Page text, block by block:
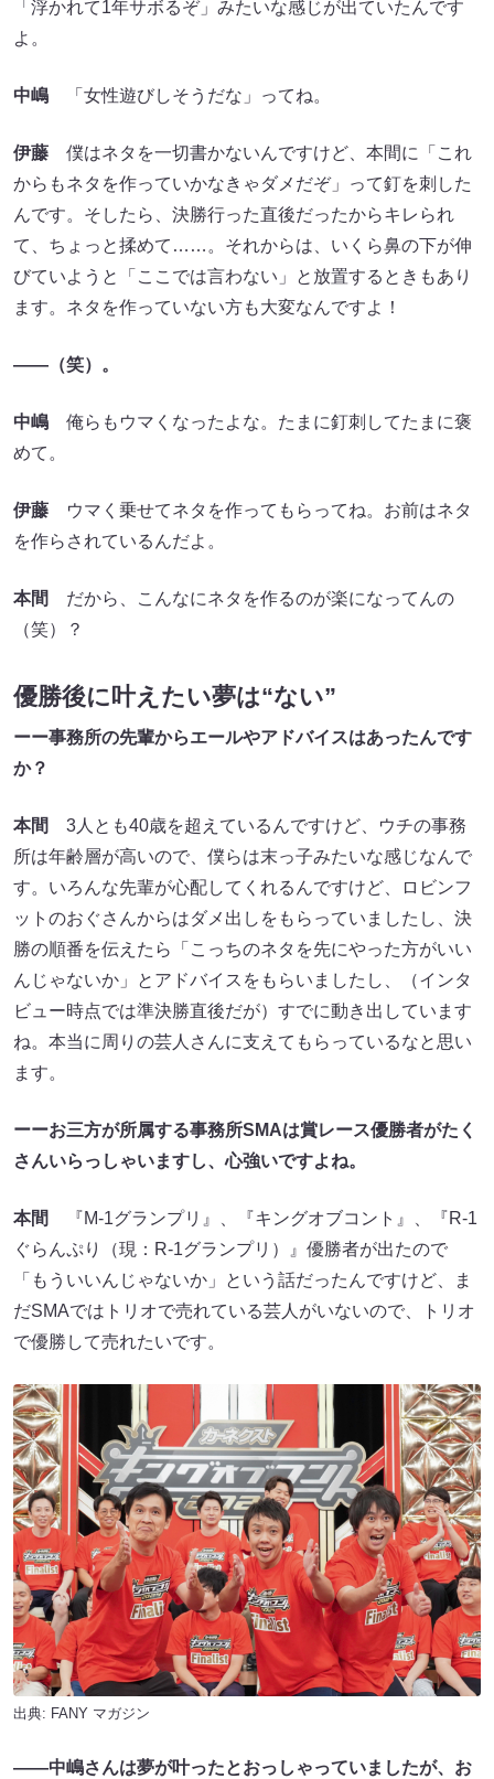
「浮かれて1年サボるぞ」みたいな感じが出ていたんです
よ。
中嶋 「女性遊びしそうだな」ってね。
伊藤 僕はネタを一切書かないんですけど、本間に「これ
からもネタを作っていかなきゃダメだぞ」って釘を刺した
んです。そしたら、決勝行った直後だったからキレられ
て、ちょっと揉めて……。それからは、いくら鼻の下が伸
びていようと「ここでは言わない」と放置するときもあり
ます。ネタを作っていない方も大変なんですよ！
――（笑）。
中嶋 俺らもウマくなったよな。たまに釘刺してたまに褒
めて。
伊藤
ウマく乗せてネタを作ってもらってね。お前はネタ
を作らされているんだよ。
本間
だから、こんなにネタを作るのが楽になってんの
（笑）？
優勝後に叶えたい夢は“ない”
ーー事務所の先輩からエールやアドバイスはあったんです
か？
本間
3人とも40歳を超えているんですけど、ウチの事務
所は年齢層が高いので、僕らは末っ子みたいな感じなんで
す。いろんな先輩が心配してくれるんですけど、ロビンフ
ットのおぐさんからはダメ出しをもらっていましたし、決
勝の順番を伝えたら「こっちのネタを先にやった方がいい
んじゃないか」とアドバイスをもらいましたし、（インタ
ビュー時点では準決勝直後だが）すでに動き出しています
ね。本当に周りの芸人さんに支えてもらっているなと思い
ます。
ーーお三方が所属する事務所SMAは賞レース優勝者がたく
さんいらっしゃいますし、心強いですよね。
本間
『M-1グランプリ』、『キングオブコント』、『R-1
ぐらんぷり（現：R-1グランプリ）』優勝者が出たので
「もういいんじゃないか」という話だったんですけど、ま
だSMAではトリオで売れている芸人がいないので、トリオ
で優勝して売れたいです。
出典: FANY マガジン
――中嶋さんは夢が叶ったとおっしゃっていましたが、お